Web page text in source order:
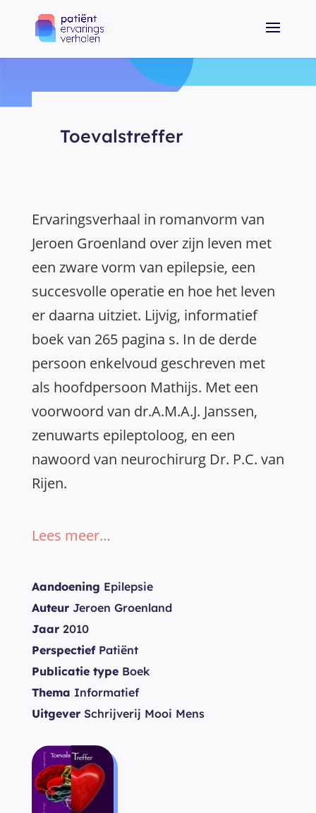
Toevalstreffer
Ervaringsverhaal in romanvorm van
Jeroen Groenland over zijn leven met
een zware vorm van epilepsie, een
succesvolle operatie en hoe het leven
er daarna uitziet. Lijvig, informatief
boek van 265 pagina s. In de derde
persoon enkelvoud geschreven met
als hoofdpersoon Mathijs. Met een
voorwoord van dr.A.M.A.J. Janssen,
zenuwarts epileptoloog, en een
nawoord van neurochirurg Dr. P.C. van
Rijen.
Lees meer…
Aandoening Epilepsie
Auteur Jeroen Groenland
Jaar 2010
PerspectiefPatiënt
Publicatie type Boek
Thema Informatief
Uitgever Schrijverij Mooi Mens